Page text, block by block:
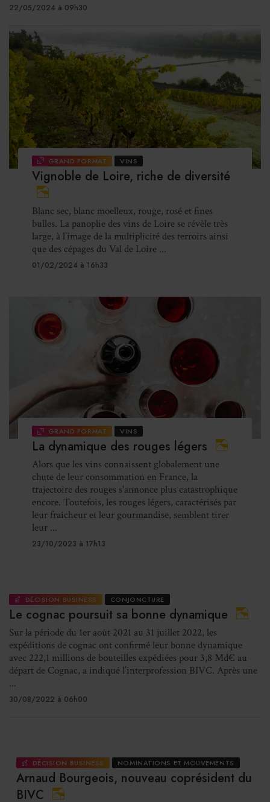
22/05/2024 à 09h30
GRAND FORMAT VINS
Vignoble de Loire, riche de diversité
Blanc sec, blanc moelleux, rouge, rosé et fines
bulles. La panoplie des vins de Loire se révèle très
large, à l’image de la multiplicité des terroirs ainsi
que des cépages du Val de Loire ...
01/02/2024 à 16h33
GRAND FORMAT VINS
La dynamique des rouges légers
Alors que les vins connaissent globalement une
chute de leur consommation en France, la
trajectoire des rouges s'annonce plus catastrophique
encore. Toutefois, les rouges légers, caractérisés par
leur fraîcheur et leur gourmandise, semblent tirer
leur ...
23/10/2023 à 17h13
DÉCISION BUSINESS CONJONCTURE
Le cognac poursuit sa bonne dynamique
Sur la période du 1er août 2021 au 31 juillet 2022, les
expéditions de cognac ont confirmé leur bonne dynamique
avec 222,1 millions de bouteilles expédiées pour 3,8 Md€ au
départ de Cognac, a indiqué l’interprofession BIVC. Après une
...
30/08/2022 à 06h00
DÉCISION BUSINESS NOMINATIONS ET MOUVEMENTS
Arnaud Bourgeois, nouveau coprésident du
BIVC